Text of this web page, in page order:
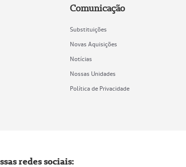
Comunicação
Substituições
Novas Aquisições
Notícias
Nossas Unidades
Política de Privacidade
redes sociais: